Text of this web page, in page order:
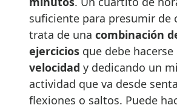
suficiente para presumir de
trata de una combinación
ejercicios que debe
velocidad y dedicando un
actividad que va desde
flexiones o saltos. Puede